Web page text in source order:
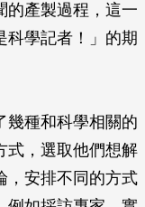
的產製過程，這一
科學記者！」的期
幾種和科學相關的
式，選取他們想解
，安排不同的方式